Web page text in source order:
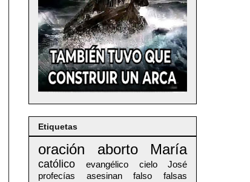
Etiquetas
oración aborto María
católico evangélico cielo
José
profecías
asesinan falso falsas